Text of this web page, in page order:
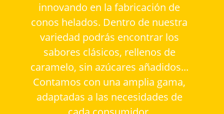
innovando en la fabricación de
conos helados. Dentro de nuestra
variedad podrás encontrar los
sabores clásicos, rellenos de
caramelo, sin azúcares añadidos...
Contamos con una amplia gama,
adaptadas a las necesidades de